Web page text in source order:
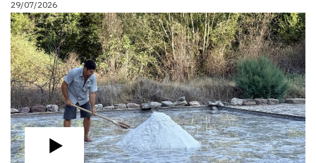
i
turisme
Cultura
Esports
Mai
tant!
TV
i
mitjans
El
29/07/2026